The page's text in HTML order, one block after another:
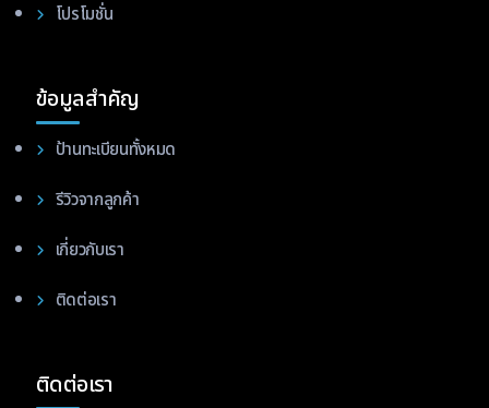
โปรโมชั่น
ข้อมูลสำคัญ
ป้านทะเบียนทั้งหมด
รีวิวจากลูกค้า
เกี่ยวกับเรา
ติดต่อเรา
ติดต่อเรา